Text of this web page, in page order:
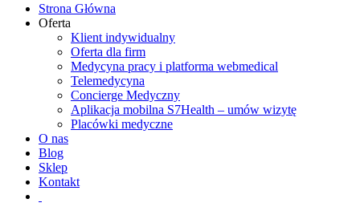
Strona Główna
Oferta
Klient indywidualny
Oferta dla firm
Medycyna pracy i platforma webmedical
Telemedycyna
Concierge Medyczny
Aplikacja mobilna S7Health – umów wizytę
Placówki medyczne
O nas
Blog
Sklep
Kontakt